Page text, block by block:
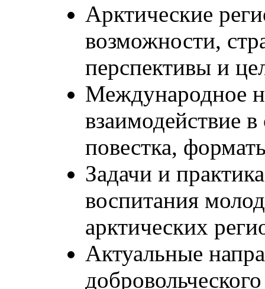
Арктические
возможности,
перспективы и
Международное
взаимодействие
повестка,
Задачи и
воспитания
арктических
Актуальные